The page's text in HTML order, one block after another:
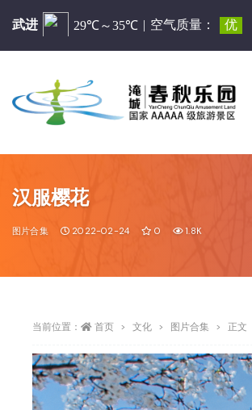
汉服樱花
图片合集 2022-02-24 0 1.8K
当前位置： 首页 文化 图片合集 正文